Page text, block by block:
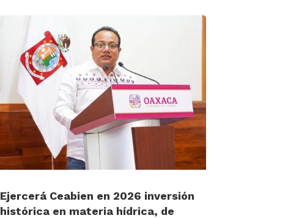
Ejercerá Ceabien en 2026 inversión
histórica en materia hídrica, de